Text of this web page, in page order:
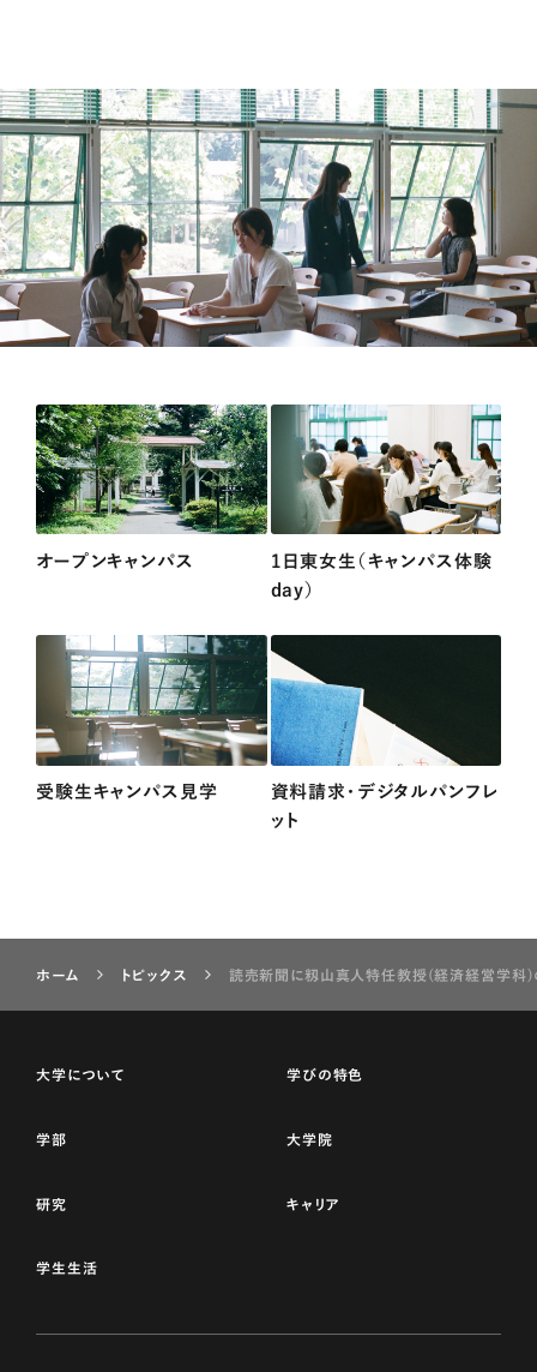
オープンキャンパス
1日東女生（キャンパス体験
day）
受験生キャンパス見学
資料請求・デジタルパンフレ
ット
ホーム トピックス 読売新聞に籾山真人特任教授(経済経営学科)
大学について 学びの特色
学部 大学院
研究 キャリア
学生生活